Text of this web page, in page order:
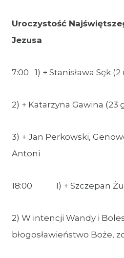
Uroczystość
Jezusa
7:00 1) + Stanisława Sęk (2
2) + Katarzyna Gawina (23
3) + Jan Perkowski,
Antoni
18:00 1) + Szczepan
2) W intencji Wandy i
błogosławieństwo Boże,